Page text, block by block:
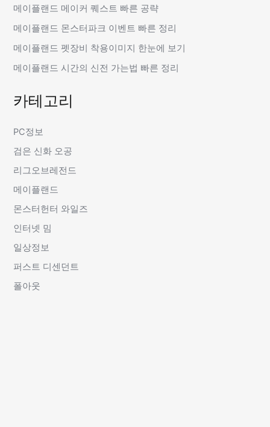
메이플랜드 메이커 퀘스트 빠른 공략
메이플랜드 몬스터파크 이벤트 빠른 정리
메이플랜드 펫장비 착용이미지 한눈에 보기
메이플랜드 시간의 신전 가는법 빠른 정리
카테고리
PC정보
검은 신화 오공
리그오브레전드
메이플랜드
몬스터헌터 와일즈
인터넷 밈
일상정보
퍼스트 디센던트
폴아웃